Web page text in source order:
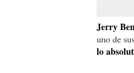
Jerry
uno de
lo